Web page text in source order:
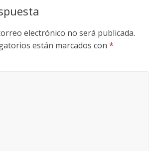
electrónico no será publicada.
están marcados con*